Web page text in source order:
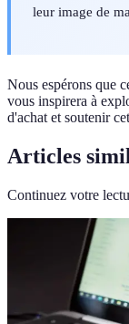
leur image de
Nous espérons que
vous inspirera à
d'achat et soutenir
Articles
Continuez votre